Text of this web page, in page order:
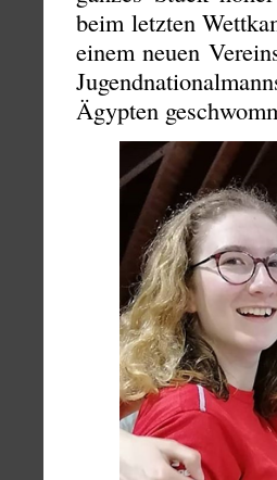
beim letzten
einem neuen
Ägypten